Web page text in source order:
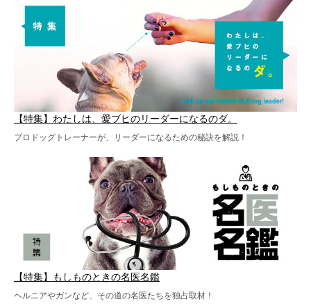
【特集】わたしは、愛ブヒのリーダーになるのダ。
プロドッグトレーナーが、リーダーになるための秘訣を解説！
【特集】もしものときの名医名鑑
ヘルニアやガンなど、その道の名医たちを独占取材！